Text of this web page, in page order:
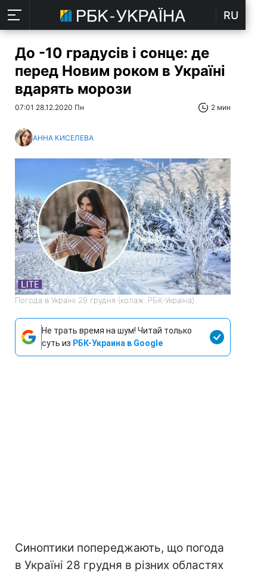
RU
До -10 градусів і сонце: де
перед Новим роком в Україні
вдарять морози
07:01 28.12.2020 Пн 2 мин
АННА КИСЕЛЕВА
Погода в Україні 29 грудня (колаж: РБК-Україна)
Не трать время на шум! Читай только
суть из РБК-Украина в Google
Синоптики попереджають, що погода
в Україні 28 грудня в різних областях